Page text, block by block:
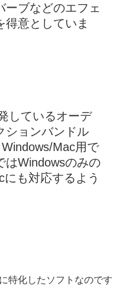
ーブなどのエフェ
得意としていま
しているオーデ
ションバンドル
Windows/Mac用で
はWindowsのみの
も対応するよう
特化したソフトなのです